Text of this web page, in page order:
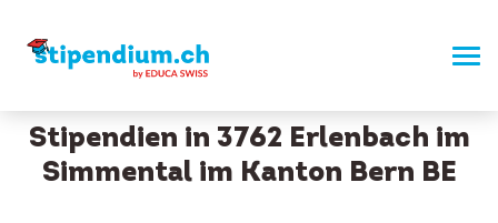
Stipendien in 3762 Erlenbach im
Simmental im Kanton Bern BE